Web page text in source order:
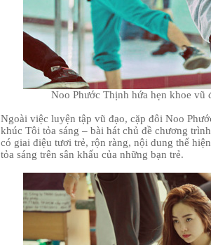
Noo Phước Thịnh hứa hẹn khoe vũ
Ngoài việc luyện tập vũ đạo, cặp đôi Noo
khúc Tôi tỏa sáng – bài hát chủ đề chương
có giai điệu tươi trẻ, rộn ràng, nội dung thể
tỏa sáng trên sân khấu của những bạn trẻ.